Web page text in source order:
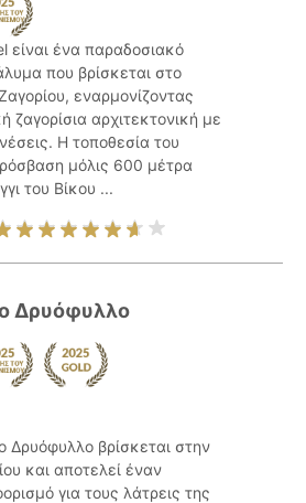
είναι ένα παραδοσιακό
που βρίσκεται στο
εναρμονίζοντας
ζαγορίσια αρχιτεκτονική με
Η τοποθεσία του
μόλις 600 μέτρα
του Βίκου ...
Δρυόφυλλο
Δρυόφυλλο βρίσκεται στην
και αποτελεί έναν
για τους λάτρεις της